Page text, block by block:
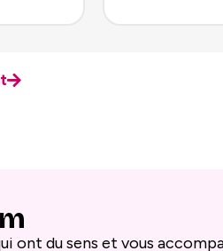
ont du sens et vous